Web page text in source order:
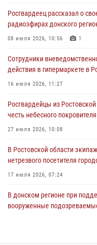
17 июля 2026, 07:24
Сотрудники
16 июля 2026, 11:27
Конкурс профессионального
15 июля 2026, 06:39
Росгвардеец рассказал о
радиоэфирах донского
08 июля 2026, 10:56 1
Сотрудники
действия в гипермаркете в
16 июля 2026, 11:27
Росгвардейцы из
честь небесного
27 июля 2026, 10:08
В Ростовской области
нетрезвого посетителя
17 июля 2026, 07:24
В донском регионе при
вооруженные